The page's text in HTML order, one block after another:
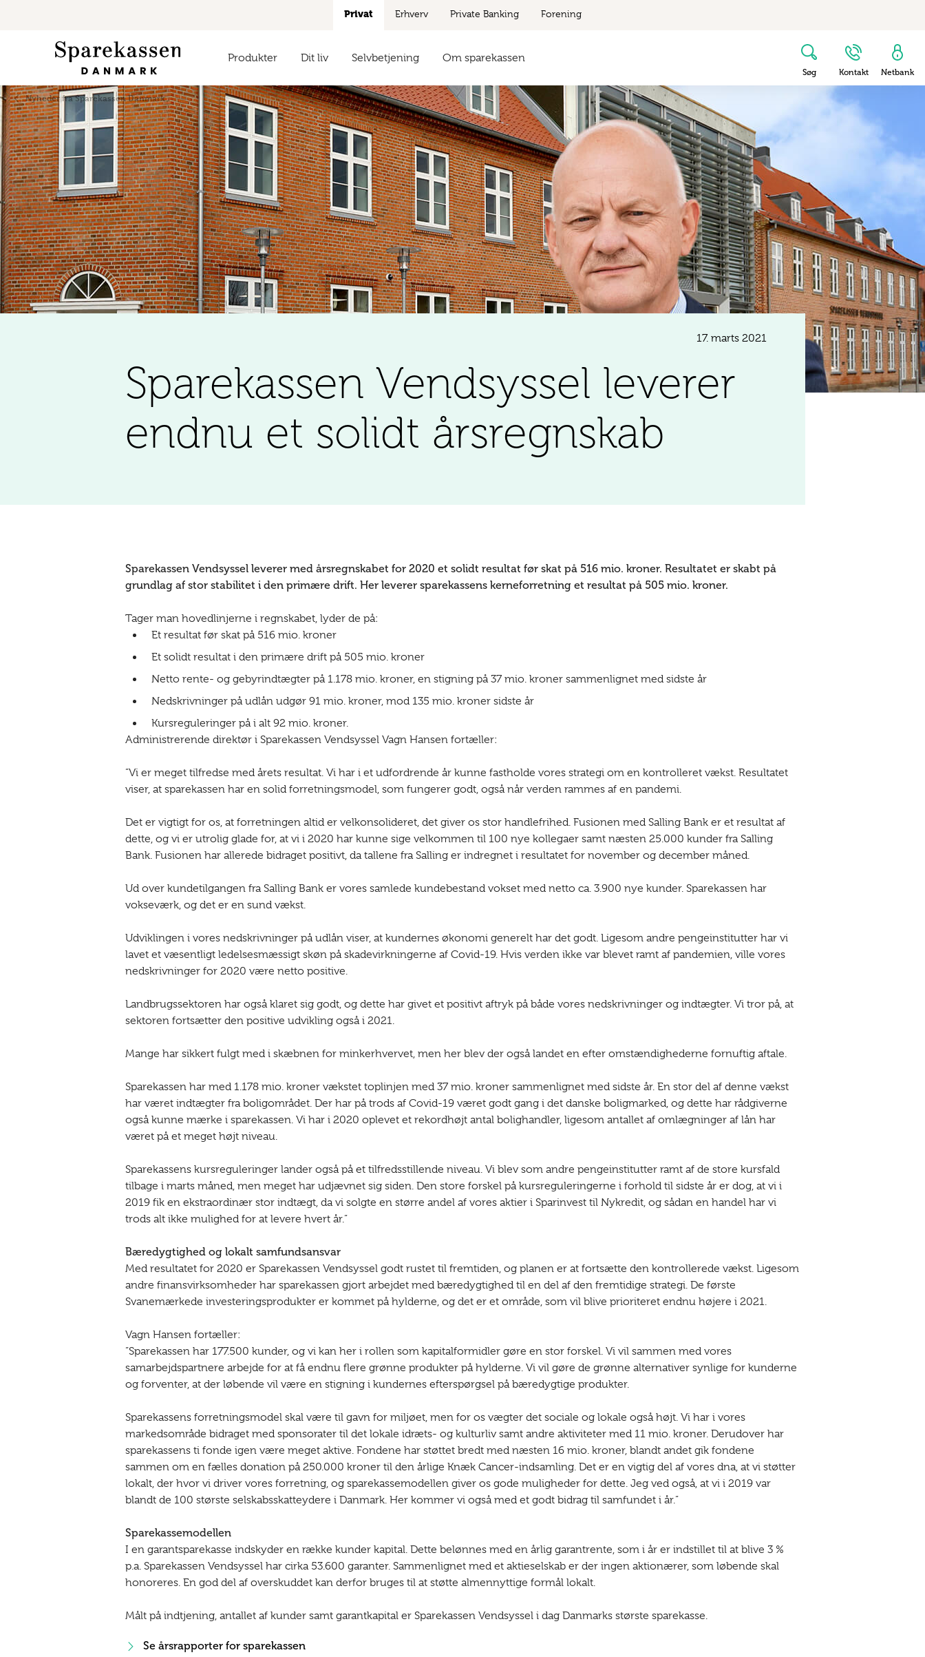
Nyheder fra Sparekassen Danmark
Privat Erhverv Private Banking Forening
Produkter Dit liv Selvbetjening Om sparekassen
Søg Kontakt Netbank
Sparekassen Vendsyssel leverer
endnu et solidt årsregnskab
17. marts 2021
Sparekassen Vendsyssel leverer med årsregnskabet for 2020 et solidt resultat før skat på 516 mio. kroner. Resultatet er skabt på
grundlag af stor stabilitet i den primære drift. Her leverer sparekassens kerneforretning et resultat på 505 mio. kroner.
Tager man hovedlinjerne i regnskabet, lyder de på:
Et resultat før skat på 516 mio. kroner
Et solidt resultat i den primære drift på 505 mio. kroner
Netto rente- og gebyrindtægter på 1.178 mio. kroner, en stigning på 37 mio. kroner sammenlignet med sidste år
Nedskrivninger på udlån udgør 91 mio. kroner, mod 135 mio. kroner sidste år
Kursreguleringer på i alt 92 mio. kroner.
Administrerende direktør i Sparekassen Vendsyssel Vagn Hansen fortæller:
”Vi er meget tilfredse med årets resultat. Vi har i et udfordrende år kunne fastholde vores strategi om en kontrolleret vækst. Resultatet
viser, at sparekassen har en solid forretningsmodel, som fungerer godt, også når verden rammes af en pandemi.
Det er vigtigt for os, at forretningen altid er velkonsolideret, det giver os stor handlefrihed. Fusionen med Salling Bank er et resultat af
dette, og vi er utrolig glade for, at vi i 2020 har kunne sige velkommen til 100 nye kollegaer samt næsten 25.000 kunder fra Salling
Bank. Fusionen har allerede bidraget positivt, da tallene fra Salling er indregnet i resultatet for november og december måned.
Ud over kundetilgangen fra Salling Bank er vores samlede kundebestand vokset med netto ca. 3.900 nye kunder. Sparekassen har
vokseværk, og det er en sund vækst.
Udviklingen i vores nedskrivninger på udlån viser, at kundernes økonomi generelt har det godt. Ligesom andre pengeinstitutter har vi
lavet et væsentligt ledelsesmæssigt skøn på skadevirkningerne af Covid-19. Hvis verden ikke var blevet ramt af pandemien, ville vores
nedskrivninger for 2020 være netto positive.
Landbrugssektoren har også klaret sig godt, og dette har givet et positivt aftryk på både vores nedskrivninger og indtægter. Vi tror på, at
sektoren fortsætter den positive udvikling også i 2021.
Mange har sikkert fulgt med i skæbnen for minkerhvervet, men her blev der også landet en efter omstændighederne fornuftig aftale.
Sparekassen har med 1.178 mio. kroner vækstet toplinjen med 37 mio. kroner sammenlignet med sidste år. En stor del af denne vækst
har været indtægter fra boligområdet. Der har på trods af Covid-19 været godt gang i det danske boligmarked, og dette har rådgiverne
også kunne mærke i sparekassen. Vi har i 2020 oplevet et rekordhøjt antal bolighandler, ligesom antallet af omlægninger af lån har
været på et meget højt niveau.
Sparekassens kursreguleringer lander også på et tilfredsstillende niveau. Vi blev som andre pengeinstitutter ramt af de store kursfald
tilbage i marts måned, men meget har udjævnet sig siden. Den store forskel på kursreguleringerne i forhold til sidste år er dog, at vi i
2019 fik en ekstraordinær stor indtægt, da vi solgte en større andel af vores aktier i Sparinvest til Nykredit, og sådan en handel har vi
trods alt ikke mulighed for at levere hvert år.”
Bæredygtighed og lokalt samfundsansvar
Med resultatet for 2020 er Sparekassen Vendsyssel godt rustet til fremtiden, og planen er at fortsætte den kontrollerede vækst. Ligesom
andre finansvirksomheder har sparekassen gjort arbejdet med bæredygtighed til en del af den fremtidige strategi. De første
Svanemærkede investeringsprodukter er kommet på hylderne, og det er et område, som vil blive prioriteret endnu højere i 2021.
Vagn Hansen fortæller:
”Sparekassen har 177.500 kunder, og vi kan her i rollen som kapitalformidler gøre en stor forskel. Vi vil sammen med vores
samarbejdspartnere arbejde for at få endnu flere grønne produkter på hylderne. Vi vil gøre de grønne alternativer synlige for kunderne
og forventer, at der løbende vil være en stigning i kundernes efterspørgsel på bæredygtige produkter.
Sparekassens forretningsmodel skal være til gavn for miljøet, men for os vægter det sociale og lokale også højt. Vi har i vores
markedsområde bidraget med sponsorater til det lokale idræts- og kulturliv samt andre aktiviteter med 11 mio. kroner. Derudover har
sparekassens ti fonde igen være meget aktive. Fondene har støttet bredt med næsten 16 mio. kroner, blandt andet gik fondene
sammen om en fælles donation på 250.000 kroner til den årlige Knæk Cancer-indsamling. Det er en vigtig del af vores dna, at vi støtter
lokalt, der hvor vi driver vores forretning, og sparekassemodellen giver os gode muligheder for dette. Jeg ved også, at vi i 2019 var
blandt de 100 største selskabsskatteydere i Danmark. Her kommer vi også med et godt bidrag til samfundet i år.”
Sparekassemodellen
I en garantsparekasse indskyder en række kunder kapital. Dette belønnes med en årlig garantrente, som i år er indstillet til at blive 3 %
p.a. Sparekassen Vendsyssel har cirka 53.600 garanter. Sammenlignet med et aktieselskab er der ingen aktionærer, som løbende skal
honoreres. En god del af overskuddet kan derfor bruges til at støtte almennyttige formål lokalt.
Målt på indtjening, antallet af kunder samt garantkapital er Sparekassen Vendsyssel i dag Danmarks største sparekasse.
Se årsrapporter for sparekassen